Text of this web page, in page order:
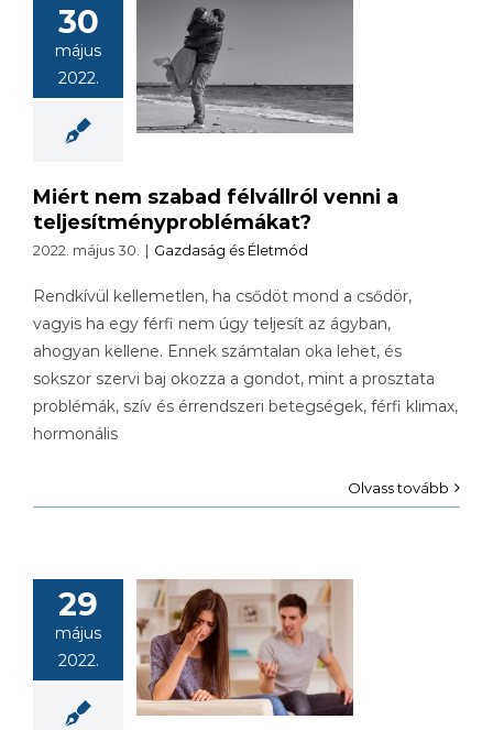
30
május
2022.
nem
félvállról
a
Miért nem szabad félvállról venni a
teljesítményproblémákat?
2022. május 30. | Gazdaság és Életmód
Rendkívül kellemetlen, ha csődöt mond a csődör,
vagyis ha egy férfi nem úgy teljesít az ágyban,
ahogyan kellene. Ennek számtalan oka lehet, és
sokszor szervi baj okozza a gondot, mint a prosztata
problémák, szív és érrendszeri betegségek, férfi klimax,
hormonális
Olvass tovább
29
május
2022.
okai
ha
mond a